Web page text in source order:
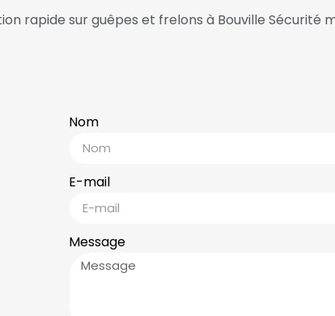
rapide sur guêpes et frelons à Bouville
Nom
E-mail
Message